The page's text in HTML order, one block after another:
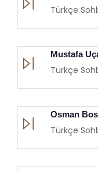
Türkçe
Mustafa
Türkçe
Osman
Türkçe